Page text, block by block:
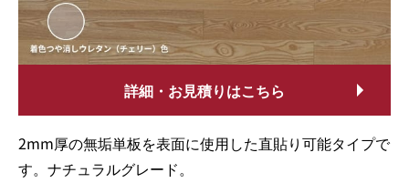
詳細・お見積りはこちら
2mm厚の無垢単板を表面に使用した直貼り可能タイプで
す。ナチュラルグレード。